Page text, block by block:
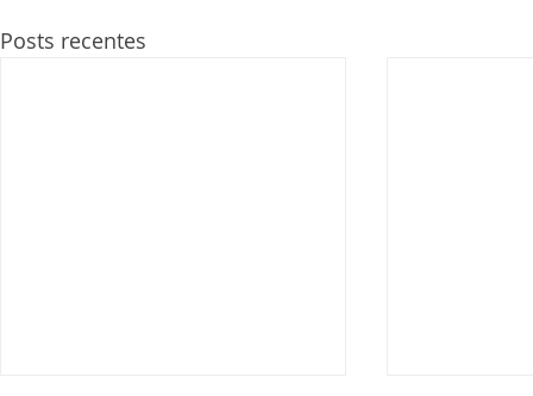
Posts recentes